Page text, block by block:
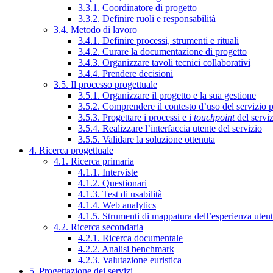
3.3.1. Coordinatore di progetto
3.3.2. Definire ruoli e responsabilità
3.4. Metodo di lavoro
3.4.1. Definire processi, strumenti e rituali
3.4.2. Curare la documentazione di progetto
3.4.3. Organizzare tavoli tecnici collaborativi
3.4.4. Prendere decisioni
3.5. Il processo progettuale
3.5.1. Organizzare il progetto e la sua gestione
3.5.2. Comprendere il contesto d’uso del servizio
3.5.3. Progettare i processi e i touchpointdel
3.5.4. Realizzare l’interfaccia utente del servizio
3.5.5. Validare la soluzione ottenuta
4. Ricerca progettuale
4.1. Ricerca primaria
4.1.1. Interviste
4.1.2. Questionari
4.1.3. Test di usabilità
4.1.4. Web analytics
4.1.5. Strumenti di mappatura dell’esperienza
4.2. Ricerca secondaria
4.2.1. Ricerca documentale
4.2.2. Analisi benchmark
4.2.3. Valutazione euristica
5. Progettazione dei servizi